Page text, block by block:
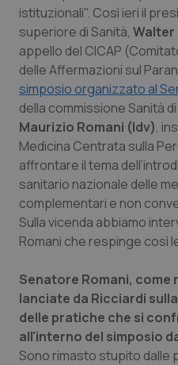
Lazio
Liguria
Lombardia
Marche
Molise
Piemonte
Provincia
Puglia
Diabete &
Disturbi dell’umore
Dolore
Donna & Salute
Epatiti
HIV
Ipertensione &
Malattie rare
istituzionali". Così ieri il
superiore di Sanità, Walter
appello del CICAP
delle Affermazioni sul
simposio organizzato al
della commissione Sanità
Maurizio Romani (Idv),
Medicina Centrata sulla
affrontare il tema
sanitario nazionale delle
complementari e non
Sulla vicenda abbiamo
Romani che respinge così
Senatore Romani, come
lanciate da Ricciardi
delle pratiche che si
all'interno del simposio
Sono rimasto stupito dalle